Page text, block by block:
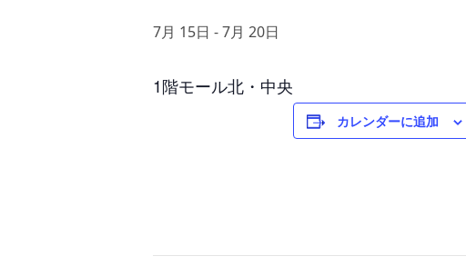
7月 15日 -7月 20日
1階モール北・中央
カレンダーに追加